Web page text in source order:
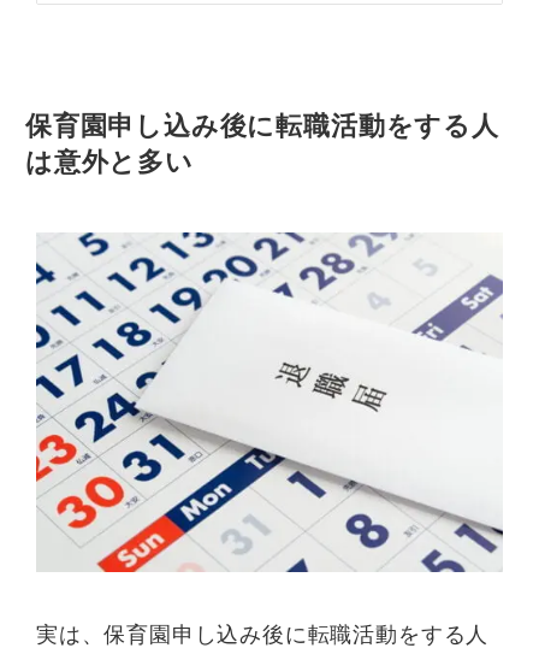
保育園申し込み後に転職活動をする人
は意外と多い
実は、保育園申し込み後に転職活動をする人